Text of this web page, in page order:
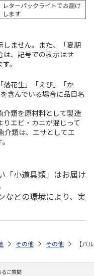
レターパックライトでお届け
します
しません。また、「夏期
は、記号での表示はせ
。
落花生」「えび」「か
含んでいる場合に品目名
類を原材料として製造
エビ・カニが混じって
介類は、エサとしてエ
「小道具類」はお届け
などの環境により、実
その他 その他 【バ
るご質問